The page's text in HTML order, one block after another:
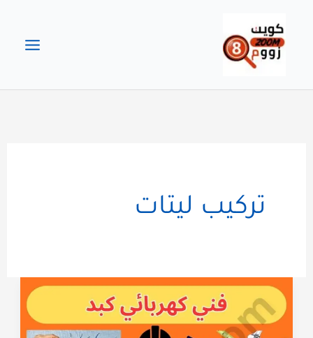
المحتوى
تركيب ليتات